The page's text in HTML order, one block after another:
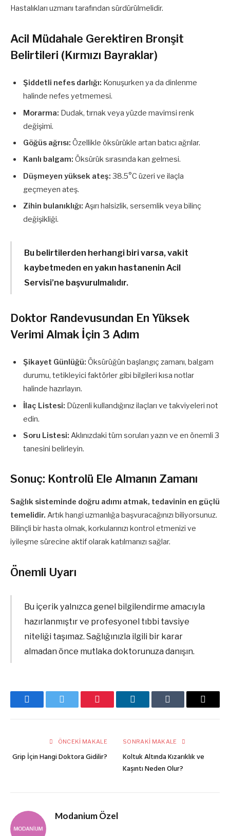
Hastalıkları uzmanı tarafından sürdürülmelidir.
Acil Müdahale Gerektiren Bronşit
Belirtileri (Kırmızı Bayraklar)
Şiddetli nefes darlığı: Konuşurken ya da dinlenme
halinde nefes yetmemesi.
Morarma: Dudak, tırnak veya yüzde mavimsi renk
değişimi.
Göğüs ağrısı: Özellikle öksürükle artan batıcı ağrılar.
Kanlı balgam: Öksürük sırasında kan gelmesi.
Düşmeyen yüksek ateş: 38.5°C üzeri ve ilaçla
geçmeyen ateş.
Zihin bulanıklığı: Aşırı halsizlik, sersemlik veya bilinç
değişikliği.
Bu belirtilerden herhangi biri varsa, vakit
kaybetmeden en yakın hastanenin Acil
Servisi’ne başvurulmalıdır.
Doktor Randevusundan En Yüksek
Verimi Almak İçin 3 Adım
Şikayet Günlüğü: Öksürüğün başlangıç zamanı, balgam
durumu, tetikleyici faktörler gibi bilgileri kısa notlar
halinde hazırlayın.
İlaç Listesi: Düzenli kullandığınız ilaçları ve takviyeleri not
edin.
Soru Listesi: Aklınızdaki tüm soruları yazın ve en önemli 3
tanesini belirleyin.
Sonuç: Kontrolü Ele Almanın Zamanı
Sağlık sisteminde doğru adımı atmak, tedavinin en güçlü
temelidir. Artık hangi uzmanlığa başvuracağınızı biliyorsunuz.
Bilinçli bir hasta olmak, korkularınızı kontrol etmenizi ve
iyileşme sürecine aktif olarak katılmanızı sağlar.
Önemli Uyarı
Bu içerik yalnızca genel bilgilendirme amacıyla
hazırlanmıştır ve profesyonel tıbbi tavsiye
niteliği taşımaz. Sağlığınızla ilgili bir karar
almadan önce mutlaka doktorunuza danışın.
FacebookTwitter Pinterest LinkedInTumblr
E-
ÖNCEKI MAKALE
Grip İçin Hangi Doktora Gidilir?
SONRAKI MAKALE
Koltuk Altında Kızarıklık ve
Kaşıntı Neden Olur?
Modanium Özel